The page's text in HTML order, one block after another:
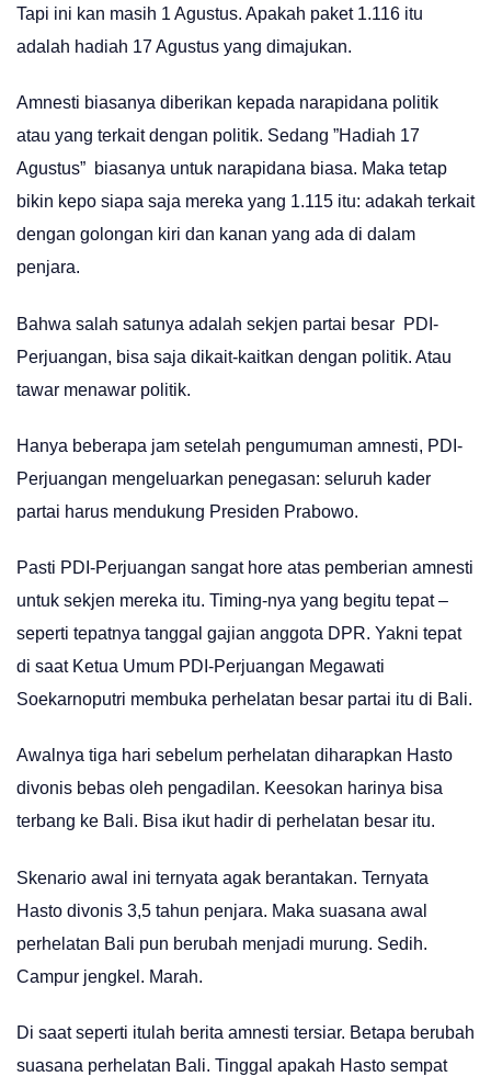
Tapi ini kan masih 1 Agustus. Apakah paket 1.116 itu
adalah hadiah 17 Agustus yang dimajukan.
Amnesti biasanya diberikan kepada narapidana politik
atau yang terkait dengan politik. Sedang ”Hadiah 17
Agustus” biasanya untuk narapidana biasa. Maka tetap
bikin kepo siapa saja mereka yang 1.115 itu: adakah terkait
dengan golongan kiri dan kanan yang ada di dalam
penjara.
Bahwa salah satunya adalah sekjen partai besar PDI-
Perjuangan, bisa saja dikait-kaitkan dengan politik. Atau
tawar menawar politik.
Hanya beberapa jam setelah pengumuman amnesti, PDI-
Perjuangan mengeluarkan penegasan: seluruh kader
partai harus mendukung Presiden Prabowo.
Pasti PDI-Perjuangan sangat hore atas pemberian amnesti
untuk sekjen mereka itu. Timing-nya yang begitu tepat –
seperti tepatnya tanggal gajian anggota DPR. Yakni tepat
di saat Ketua Umum PDI-Perjuangan Megawati
Soekarnoputri membuka perhelatan besar partai itu di Bali.
Awalnya tiga hari sebelum perhelatan diharapkan Hasto
divonis bebas oleh pengadilan. Keesokan harinya bisa
terbang ke Bali. Bisa ikut hadir di perhelatan besar itu.
Skenario awal ini ternyata agak berantakan. Ternyata
Hasto divonis 3,5 tahun penjara. Maka suasana awal
perhelatan Bali pun berubah menjadi murung. Sedih.
Campur jengkel. Marah.
Di saat seperti itulah berita amnesti tersiar. Betapa berubah
suasana perhelatan Bali. Tinggal apakah Hasto sempat